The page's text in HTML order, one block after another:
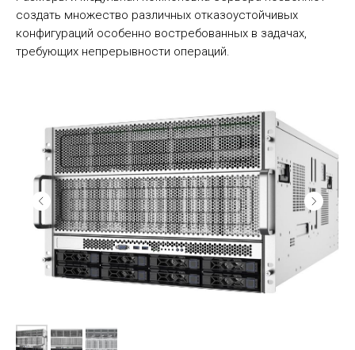
создать множество различных отказоустойчивых
конфигураций особенно востребованных в задачах,
требующих непрерывности операций.